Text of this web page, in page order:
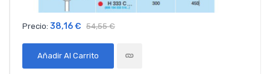
Precio: 38,16 € 54,55 €
Añadir Al Carrito